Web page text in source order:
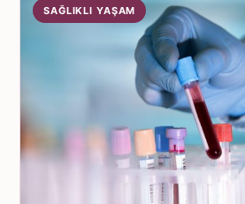
SAĞLIKLI YAŞAM